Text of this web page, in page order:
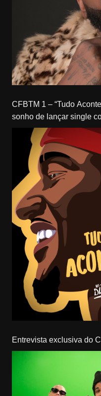
CFBTM 1 – “Tudo Aconteceu”: MC Du Black realiza
sonho de lançar single
Entrevista exclusiva do